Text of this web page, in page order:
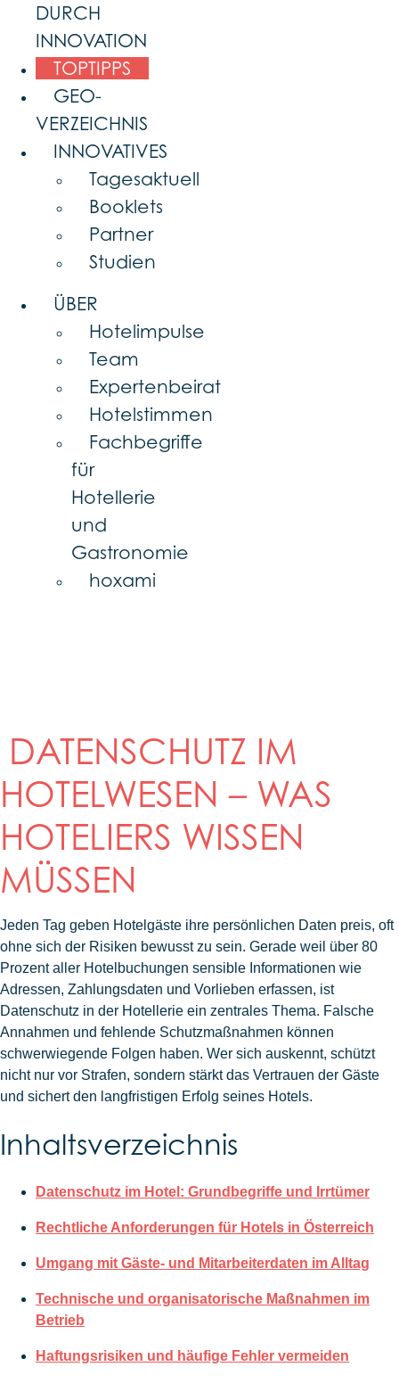
DURCH
INNOVATION
TOPTIPPS
GEO-
VERZEICHNIS
INNOVATIVES
Tagesaktuell
Booklets
Partner
Studien
ÜBER
Hotelimpulse
Team
Expertenbeirat
Hotelstimmen
Fachbegriffe
für
Hotellerie
und
Gastronomie
hoxami
DATENSCHUTZ IM
HOTELWESEN – WAS
HOTELIERS WISSEN
MÜSSEN
Jeden Tag geben Hotelgäste ihre persönlichen Daten preis, oft
ohne sich der Risiken bewusst zu sein. Gerade weil über 80
Prozent aller Hotelbuchungen sensible Informationen wie
Adressen, Zahlungsdaten und Vorlieben erfassen, ist
Datenschutz in der Hotellerie ein zentrales Thema. Falsche
Annahmen und fehlende Schutzmaßnahmen können
schwerwiegende Folgen haben. Wer sich auskennt, schützt
nicht nur vor Strafen, sondern stärkt das Vertrauen der Gäste
und sichert den langfristigen Erfolg seines Hotels.
Inhaltsverzeichnis
Datenschutz im Hotel: Grundbegriffe und Irrtümer
Rechtliche Anforderungen für Hotels in Österreich
Umgang mit Gäste- und Mitarbeiterdaten im Alltag
Technische und organisatorische Maßnahmen im
Betrieb
Haftungsrisiken und häufige Fehler vermeiden